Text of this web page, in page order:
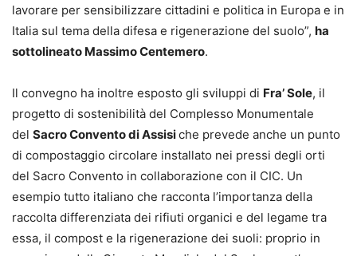
lavorare per sensibilizzare cittadini e politica in Europa e in
Italia sul tema della difesa e rigenerazione del suolo”, ha
sottolineato Massimo Centemero.
Il convegno ha inoltre esposto gli sviluppi di Fra’ Sole, il
progetto di sostenibilità del Complesso Monumentale
del Sacro Convento di Assisiche prevede anche un punto
di compostaggio circolare installato nei pressi degli orti
del Sacro Convento in collaborazione con il CIC. Un
esempio tutto italiano che racconta l’importanza della
raccolta differenziata dei rifiuti organici e del legame tra
essa, il compost e la rigenerazione dei suoli: proprio in